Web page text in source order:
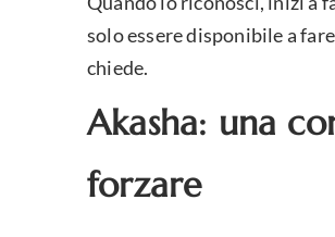
solo essere disponibile a
chiede.
Akasha: una
forzare